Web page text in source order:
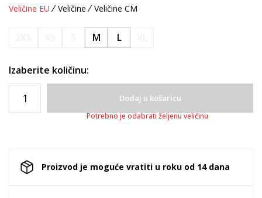
Veličine EU Veličine Veličine CM
M L
Izaberite količinu:
Dodaj u košaricu
Potrebno je odabrati željenu veličinu
Proizvod je moguće vratiti u roku od 14 dana